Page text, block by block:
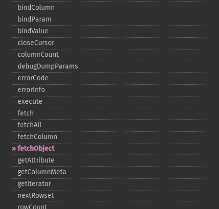
bindColumn
bindParam
bindValue
closeCursor
columnCount
debugDumpParams
errorCode
errorInfo
execute
fetch
fetchAll
fetchColumn
fetchObject
getAttribute
getColumnMeta
getIterator
nextRowset
rowCount